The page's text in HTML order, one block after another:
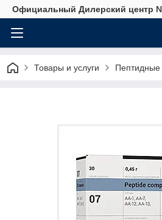
Официальный Дилерский центр
Товары и услуги Пептидные